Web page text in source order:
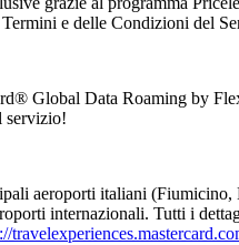
e delle Condizioni del
Global Data Roaming by
servizio!
aeroporti italiani
internazionali. Tutti i